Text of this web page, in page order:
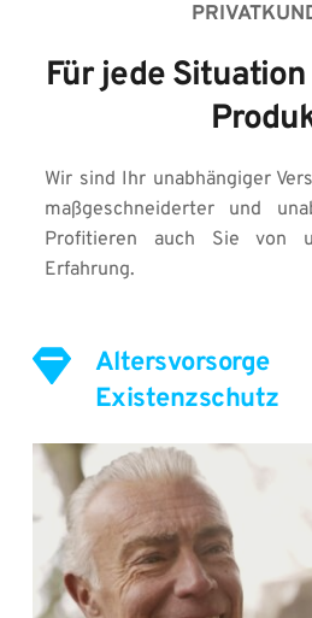
Für jede
Wir sind Ihr unabhängiger
maßgeschneiderter und
Profitieren auch Sie von
Erfahrung.
Existenzschutz